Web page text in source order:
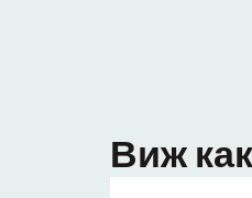
Виж